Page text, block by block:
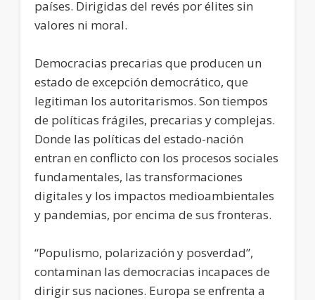
países. Dirigidas del revés por élites sin
valores ni moral.
Democracias precarias que producen un
estado de excepción democrático, que
legitiman los autoritarismos. Son tiempos
de políticas frágiles, precarias y complejas.
Donde las políticas del estado-nación
entran en conflicto con los procesos sociales
fundamentales, las transformaciones
digitales y los impactos medioambientales
y pandemias, por encima de sus fronteras.
“Populismo, polarización y posverdad”,
contaminan las democracias incapaces de
dirigir sus naciones. Europa se enfrenta a